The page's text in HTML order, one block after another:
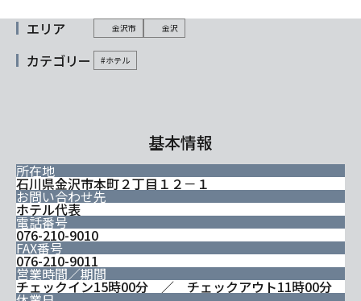
エリア 金沢市 金沢
カテゴリー #ホテル
基本情報
所在地
石川県金沢市本町２丁目１２－１
お問い合わせ先
ホテル代表
電話番号
076-210-9010
FAX番号
076-210-9011
営業時間／期間
チェックイン15時00分 ／ チェックアウト11時00分